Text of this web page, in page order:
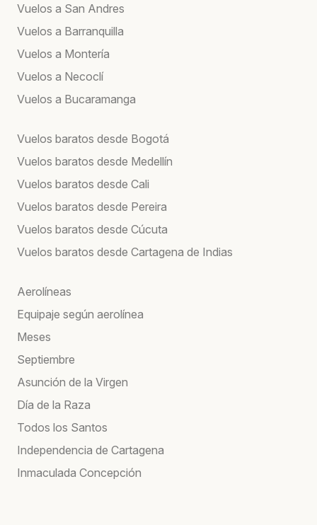
Vuelos a San Andres
Vuelos a Barranquilla
Vuelos a Montería
Vuelos a Necoclí
Vuelos a Bucaramanga
Vuelos baratos desde Bogotá
Vuelos baratos desde Medellín
Vuelos baratos desde Cali
Vuelos baratos desde Pereira
Vuelos baratos desde Cúcuta
Vuelos baratos desde Cartagena de Indias
Aerolíneas
Equipaje según aerolínea
Meses
Septiembre
Asunción de la Virgen
Día de la Raza
Todos los Santos
Independencia de Cartagena
Inmaculada Concepción